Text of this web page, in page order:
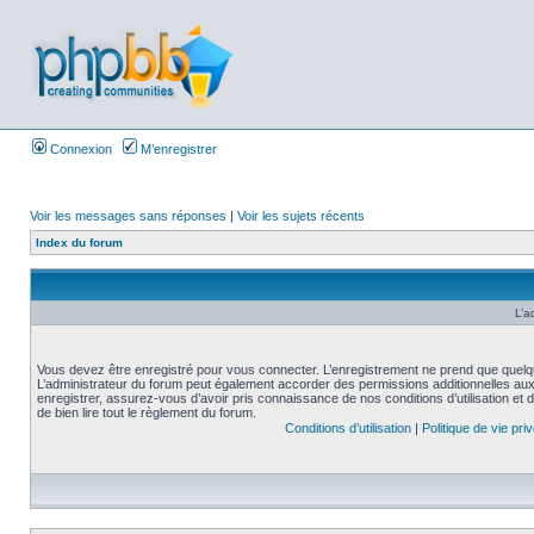
Connexion M’enregistrer
Voir les messages sans réponses | Voir les sujets récents
Index du forum
Vous devez être enregistré pour vous connecter. L’enregistrement ne prend que
L’administrateur du forum peut également accorder des permissions additionnelles
enregistrer, assurez-vous d’avoir pris connaissance de nos conditions d’utilisation et
de bien lire tout le règlement du forum.
Conditions d’utilisation| Politique de vie